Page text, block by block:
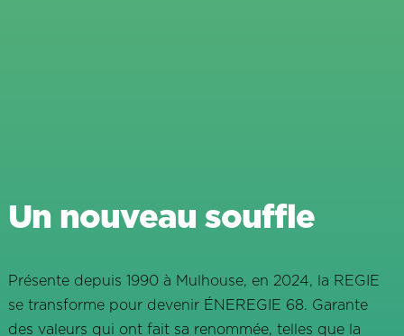
Un nouveau souffle
Présente depuis 1990 à Mulhouse, en 2024, la REGIE
se transforme pour devenir ÉNEREGIE 68. Garante
des valeurs qui ont fait sa renommée, telles que la